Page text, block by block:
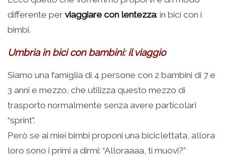
differente per viaggiare con lentezza: in bici con i
bimbi.
Umbria in bici con bambini: il viaggio
Siamo una famiglia di 4 persone con 2 bambini di 7 e
3 anni e mezzo, che utilizza questo mezzo di
trasporto normalmente senza avere particolari
“sprint”.
Però se ai miei bimbi proponi una biciclettata, allora
loro sono i primi a dirmi: “Alloraaaa, ti muovi?”